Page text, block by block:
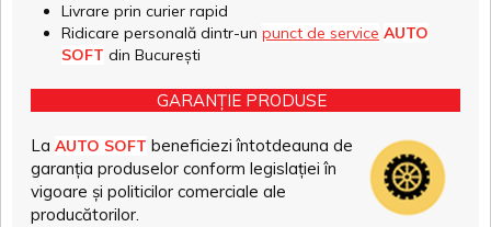
Livrare prin curier rapid
Ridicare personală dintr-un punct de service AUTO
SOFT din București
GARANȚIE PRODUSE
La AUTO SOFT beneficiezi întotdeauna de
garanția produselor conform legislației în
vigoare și politicilor comerciale ale
producătorilor.